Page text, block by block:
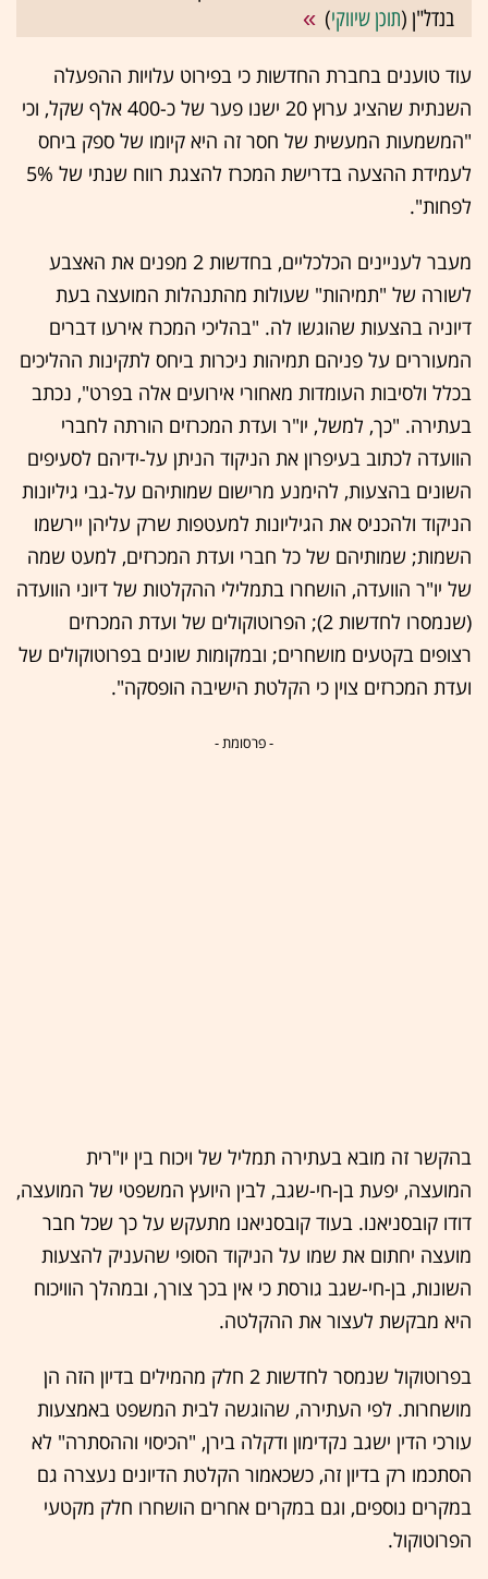
בנדל"ן (תוכן שיווקי)
עוד טוענים בחברת החדשות כי בפירוט עלויות ההפעלה
השנתית שהציג ערוץ 20 ישנו פער של כ-400 אלף שקל, וכי
"המשמעות המעשית של חסר זה היא קיומו של ספק ביחס
לעמידת ההצעה בדרישת המכרז להצגת רווח שנתי של 5%
לפחות".
מעבר לעניינים הכלכליים, בחדשות 2 מפנים את האצבע
לשורה של "תמיהות" שעולות מהתנהלות המועצה בעת
דיוניה בהצעות שהוגשו לה. "בהליכי המכרז אירעו דברים
המעוררים על פניהם תמיהות ניכרות ביחס לתקינות ההליכים
בכלל ולסיבות העומדות מאחורי אירועים אלה בפרט", נכתב
בעתירה. "כך, למשל, יו"ר ועדת המכרזים הורתה לחברי
הוועדה לכתוב בעיפרון את הניקוד הניתן על-ידיהם לסעיפים
השונים בהצעות, להימנע מרישום שמותיהם על-גבי גיליונות
הניקוד ולהכניס את הגיליונות למעטפות שרק עליהן יירשמו
השמות; שמותיהם של כל חברי ועדת המכרזים, למעט שמה
של יו"ר הוועדה, הושחרו בתמלילי ההקלטות של דיוני הוועדה
(שנמסרו לחדשות 2); הפרוטוקולים של ועדת המכרזים
רצופים בקטעים מושחרים; ובמקומות שונים בפרוטוקולים של
ועדת המכרזים צוין כי הקלטת הישיבה הופסקה".
- פרסומת -
בהקשר זה מובא בעתירה תמליל של ויכוח בין יו"רית
המועצה, יפעת בן-חי-שגב, לבין היועץ המשפטי של המועצה,
דודו קובסניאנו. בעוד קובסניאנו מתעקש על כך שכל חבר
מועצה יחתום את שמו על הניקוד הסופי שהעניק להצעות
השונות, בן-חי-שגב גורסת כי אין בכך צורך, ובמהלך הוויכוח
היא מבקשת לעצור את ההקלטה.
בפרוטוקול שנמסר לחדשות 2 חלק מהמילים בדיון הזה הן
מושחרות. לפי העתירה, שהוגשה לבית המשפט באמצעות
עורכי הדין ישגב נקדימון ודקלה בירן, "הכיסוי וההסתרה" לא
הסתכמו רק בדיון זה, כשכאמור הקלטת הדיונים נעצרה גם
במקרים נוספים, וגם במקרים אחרים הושחרו חלק מקטעי
הפרוטוקול.